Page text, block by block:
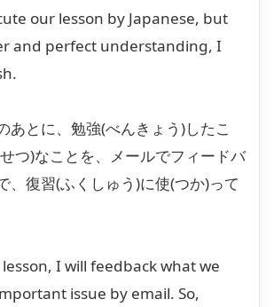
our lesson by Japanese, but
and perfect understanding, I
あとに、勉強(べんきょう)したこ
つ)なことを、メールでフィードバ
、復習(ふくしゅう)に使(つか)って
I will feedback what we
issue by email. So,